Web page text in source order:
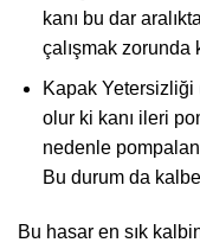
kanı bu dar
çalışmak zorunda
Kapak Yetersizliği
olur ki kanı ileri
nedenle
Bu durum da
Bu hasar en sık